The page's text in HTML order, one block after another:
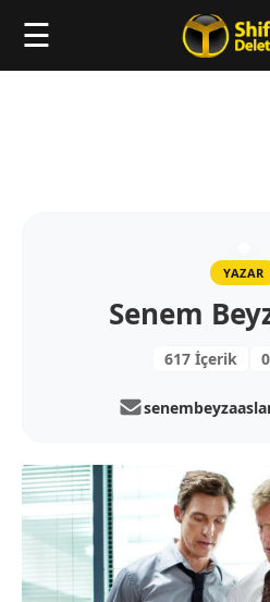
☰
YAZAR
Senem
617 İçerik